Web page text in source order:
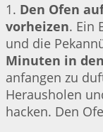
1. Den Ofen
vorheizen. Ein
und die
Minuten in
anfangen zu
Herausholen
hacken. Den